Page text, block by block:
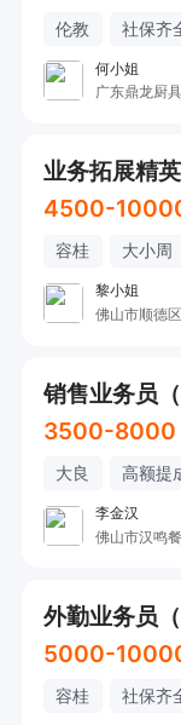
伦教 社保齐
何小姐
广东鼎龙厨
4500-
容桂 大小周
黎小姐
佛山市顺德
销售业务员
3500-8000
大良 高额提
李金汉
佛山市汉鸣
外勤业务员
5000-
容桂 社保齐